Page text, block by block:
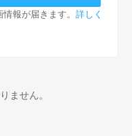
報が届きます。 詳しく
ません。